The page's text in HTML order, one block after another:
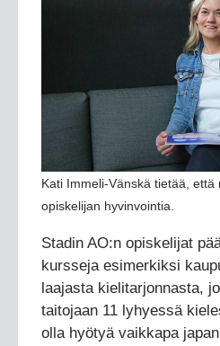
Kati Immeli-Vänskä tietää, että
opiskelijan hyvinvointia.
Stadin AO:n opiskelijat
kursseja esimerkiksi
laajasta kielitarjonnasta,
taitojaan 11 lyhyessä
olla hyötyä vaikkapa